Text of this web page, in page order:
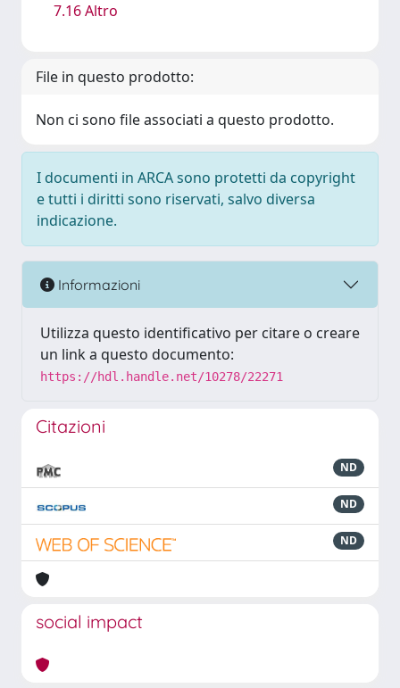
7.16 Altro
File in questo prodotto:
Non ci sono file associati a questo prodotto.
I documenti in ARCA sono protetti da copyright
e tutti i diritti sono riservati, salvo diversa
indicazione.
Informazioni
Utilizza questo identificativo per citare o creare
un link a questo documento:
https://hdl.handle.net/10278/22271
Citazioni
ND
ND
ND
social impact